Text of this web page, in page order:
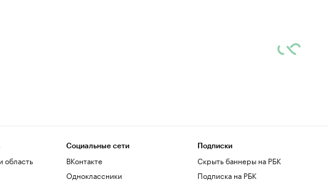
область
Социальные сети
ВКонтакте
Одноклассники
Подписки
Скрыть баннеры на РБК
Подписка на РБК